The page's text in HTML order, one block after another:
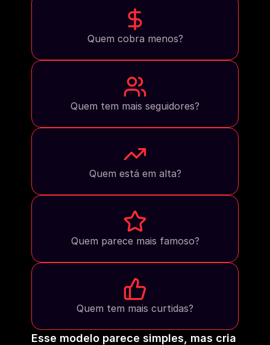
Quem cobra menos?
Quem tem mais seguidores?
Quem está em alta?
Quem parece mais famoso?
Quem tem mais curtidas?
Esse modelo parece simples, mas cria